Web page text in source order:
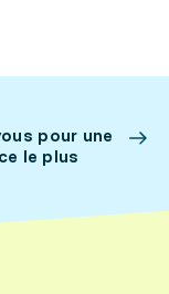
pour une
le plus